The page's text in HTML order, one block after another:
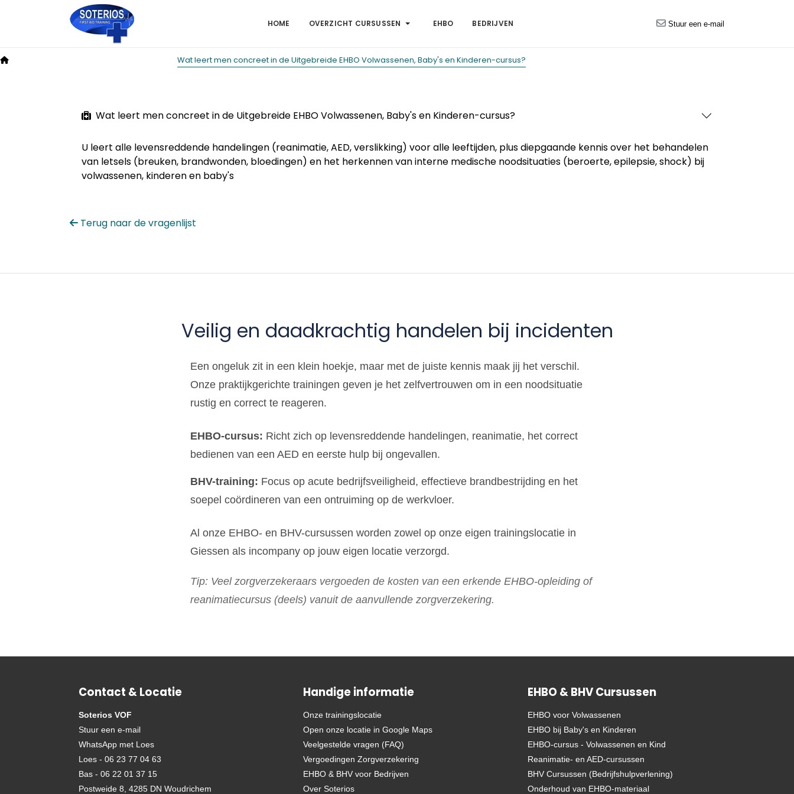
HOME OVERZICHT CURSUSSEN EHBO BEDRIJVEN Stuur een e-mail
Wat leert men concreet in de Uitgebreide EHBO Volwassenen, Baby's en Kinderen-cursus?
Wat leert men concreet in de Uitgebreide EHBO Volwassenen, Baby's en Kinderen-cursus?
U leert alle levensreddende handelingen (reanimatie, AED, verslikking) voor alle leeftijden, plus diepgaande kennis over het behandelen
van letsels (breuken, brandwonden, bloedingen) en het herkennen van interne medische noodsituaties (beroerte, epilepsie, shock) bij
volwassenen, kinderen en baby's
Terug naar de vragenlijst
Veilig en daadkrachtig handelen bij incidenten
Een ongeluk zit in een klein hoekje, maar met de juiste kennis maak jij het verschil.
Onze praktijkgerichte trainingen geven je het zelfvertrouwen om in een noodsituatie
rustig en correct te reageren.
EHBO-cursus: Richt zich op levensreddende handelingen, reanimatie, het correct
bedienen van een AED en eerste hulp bij ongevallen.
BHV-training: Focus op acute bedrijfsveiligheid, effectieve brandbestrijding en het
soepel coördineren van een ontruiming op de werkvloer.
Al onze EHBO- en BHV-cursussen worden zowel op onze eigen trainingslocatie in
Giessen als incompany op jouw eigen locatie verzorgd.
Tip: Veel zorgverzekeraars vergoeden de kosten van een erkende EHBO-opleiding of
reanimatiecursus (deels) vanuit de aanvullende zorgverzekering.
Contact & Locatie
Soterios VOF
Stuur een e-mail
WhatsApp met Loes
Loes - 06 23 77 04 63
Bas - 06 22 01 37 15
Postweide 8, 4285 DN Woudrichem
Handige informatie
Onze trainingslocatie
Open onze locatie in Google Maps
Veelgestelde vragen (FAQ)
Vergoedingen Zorgverzekering
EHBO & BHV voor Bedrijven
Over Soterios
EHBO & BHV Cursussen
EHBO voor Volwassenen
EHBO bij Baby's en Kinderen
EHBO-cursus - Volwassenen en Kind
Reanimatie- en AED-cursussen
BHV Cursussen (Bedrijfshulpverlening)
Onderhoud van EHBO-materiaal